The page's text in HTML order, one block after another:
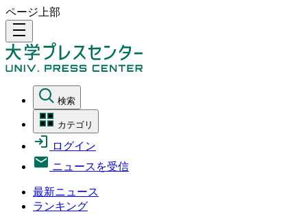
ページ上部
density_medium
検索
カテゴリ
ログイン
ニュースを受信
最新ニュース
ランキング